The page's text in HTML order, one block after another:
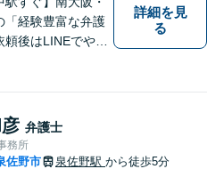
「経験豊富な弁護
後はLINEでやり
会社に税理士法
事務所・不動産会
題を丸ごと解決！
詳細を見
る
弁護士
務所
佐野市 泉佐野駅 から徒歩5分